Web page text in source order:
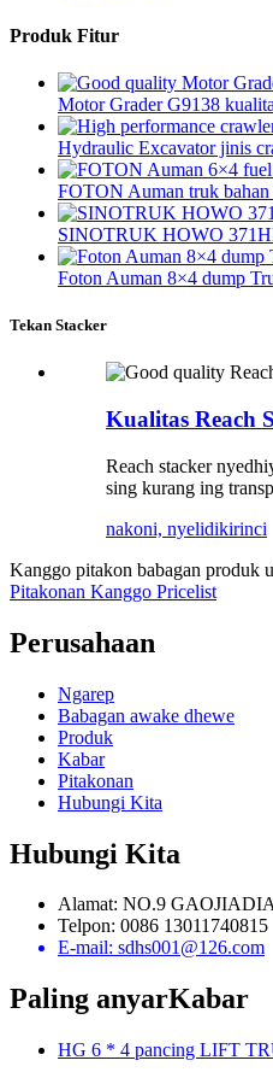
Produk Fitur
Motor Grader G9138
Hydraulic Excavator jinis
FOTON Auman truk
SINOTRUK HOWO
Foton Auman 8×4 dump
Tekan Stacker
Kualitas Reach
Reach stacker
sing kurang ing
nakoni, nyelidikirinci
Kanggo pitakon babagan produk
Pitakonan Kanggo Pricelist
Perusahaan
Ngarep
Babagan awake dhewe
Produk
Kabar
Pitakonan
Hubungi Kita
Hubungi Kita
Alamat: NO.9
Telpon: 0086 13011740815
E-mail: sdhs001@126.com
Paling anyarKabar
HG 6 * 4 pancing LIFT